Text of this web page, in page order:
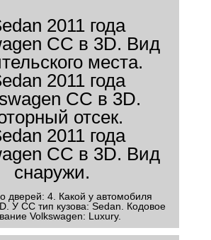
дверей: 4. Какой у автомобиля
У CC тип кузова: Sedan. Кодовое
Volkswagen: Luxury.